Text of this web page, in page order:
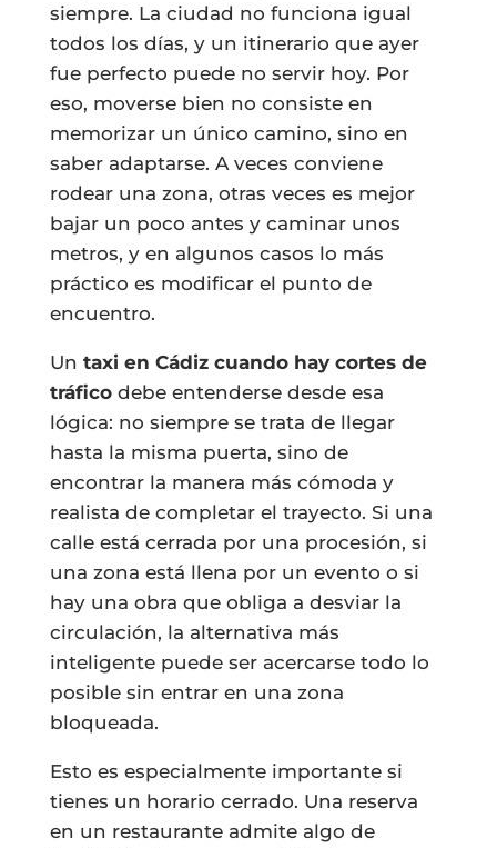
siempre. La ciudad no funciona igual
todos los días, y un itinerario que ayer
fue perfecto puede no servir hoy. Por
eso, moverse bien no consiste en
memorizar un único camino, sino en
saber adaptarse. A veces conviene
rodear una zona, otras veces es mejor
bajar un poco antes y caminar unos
metros, y en algunos casos lo más
práctico es modificar el punto de
encuentro.
Un taxi en Cádiz cuando hay cortes de
tráficodebe entenderse desde esa
lógica: no siempre se trata de llegar
hasta la misma puerta, sino de
encontrar la manera más cómoda y
realista de completar el trayecto. Si una
calle está cerrada por una procesión, si
una zona está llena por un evento o si
hay una obra que obliga a desviar la
circulación, la alternativa más
inteligente puede ser acercarse todo lo
posible sin entrar en una zona
bloqueada.
Esto es especialmente importante si
tienes un horario cerrado. Una reserva
en un restaurante admite algo de